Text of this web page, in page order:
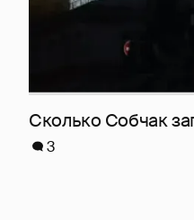
Сколько Собчак
3